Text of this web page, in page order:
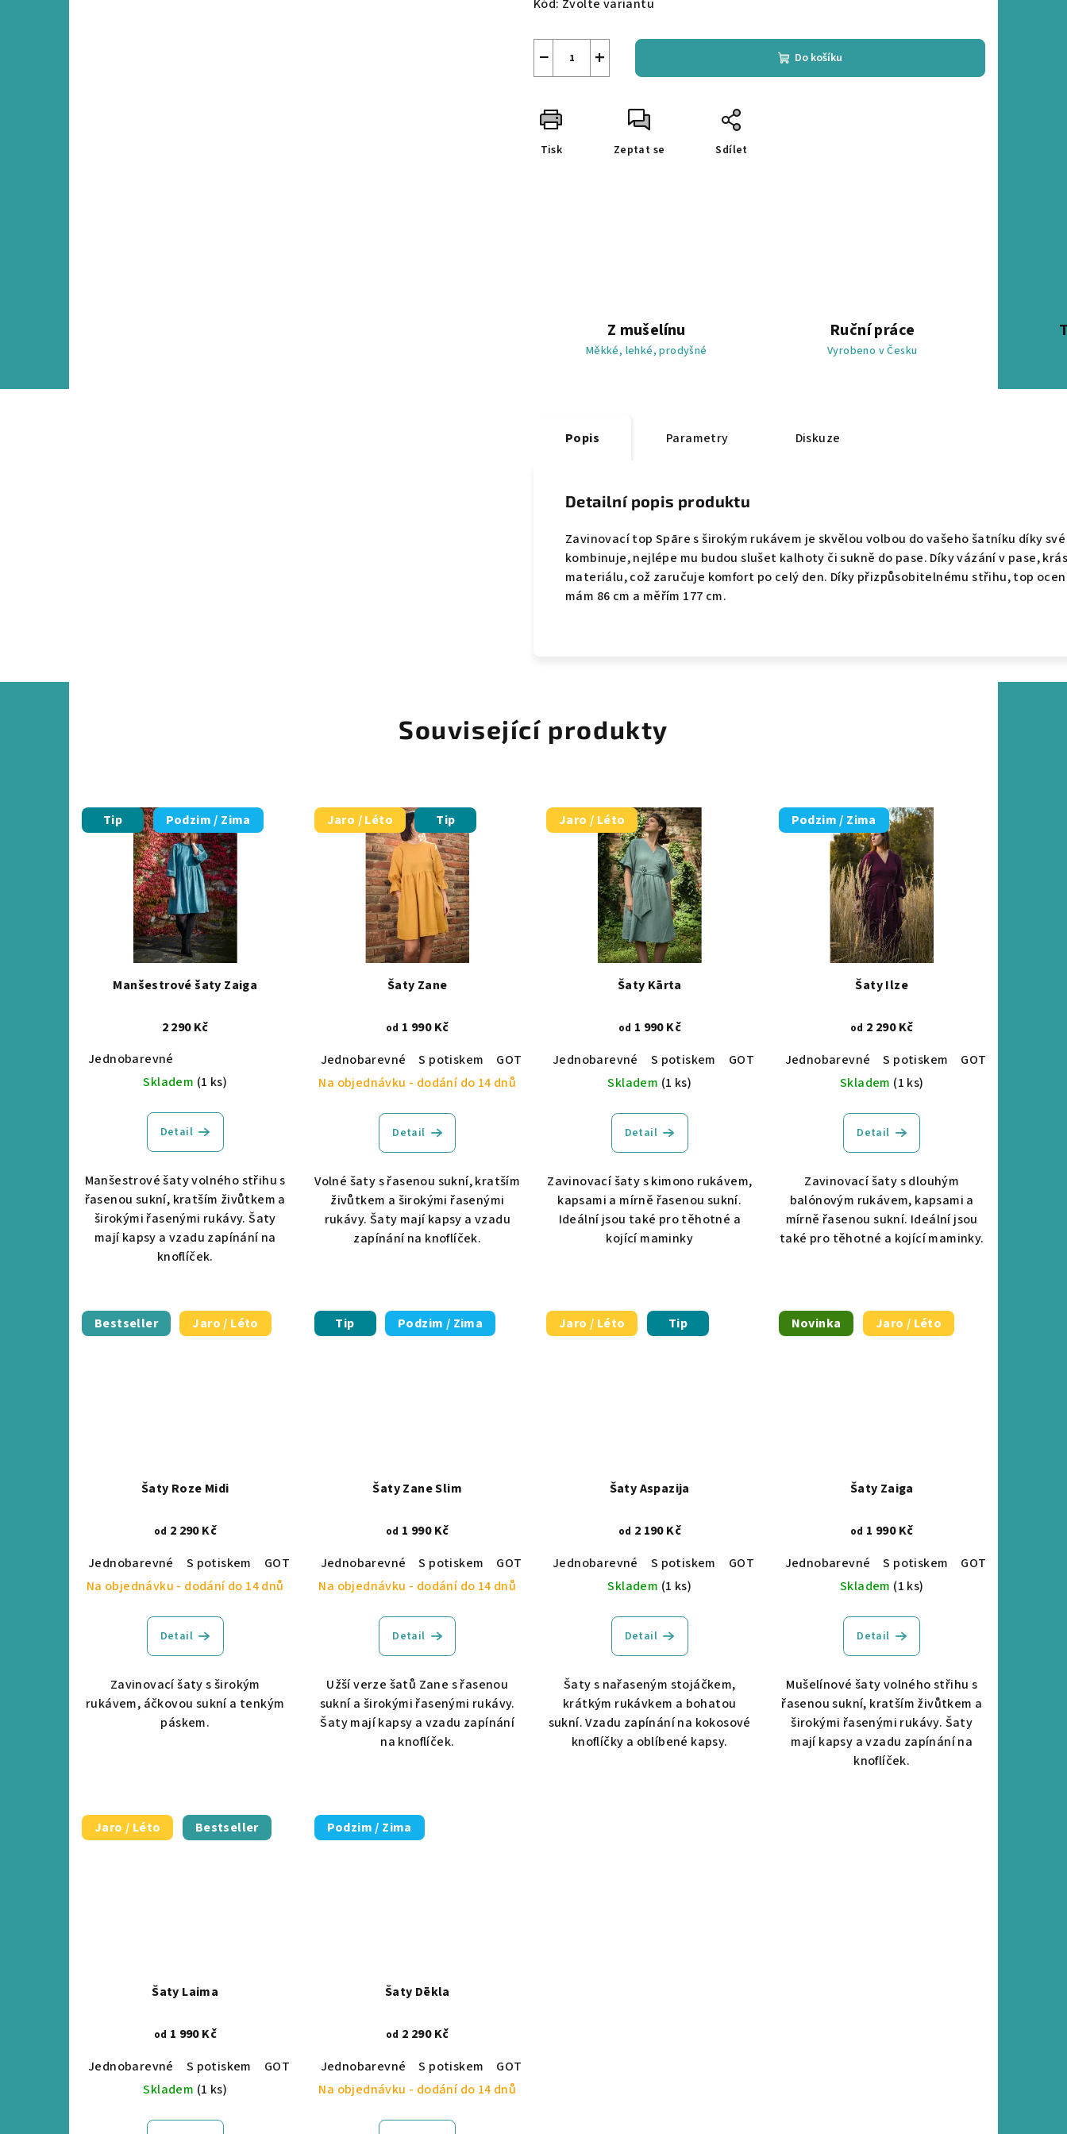
Kód: Zvolte variantu
+
− Do košíku
Tisk Zeptat se Sdílet
Z mušelínu
Měkké, lehké, prodyšné
Ruční práce
Vyrobeno v Česku
Popis Parametry Diskuze
Detailní popis produktu
Zavinovací top Spāre s širokým rukávem je skvělou volbou do vašeho šatníku díky
kombinuje, nejlépe mu budou slušet kalhoty či sukně do pase. Díky vázání v pase,
materiálu, což zaručuje komfort po celý den. Díky přizpůsobitelnému střihu, top
mám 86 cm a měřím 177 cm.
Související produkty
Tip Podzim / Zima
Manšestrové šaty Zaiga
2 290 Kč
Jednobarevné
Skladem (1 ks)
Detail
Manšestrové šaty volného střihu s
řasenou sukní, kratším živůtkem a
širokými řasenými rukávy. Šaty
mají kapsy a vzadu zapínání na
knoflíček.
Jaro / Léto Tip
Šaty Zane
od 1 990 Kč
Jednobarevné
S potiskem
GOTS certifikace
Na objednávku - dodání do 14 dnů
Detail
Volné šaty s řasenou sukní, kratším
živůtkem a širokými řasenými
rukávy. Šaty mají kapsy a vzadu
zapínání na knoflíček.
Jaro / Léto
Šaty Kārta
od 1 990 Kč
Jednobarevné
S potiskem
GOTS certifikace
Skladem (1 ks)
Detail
Zavinovací šaty s kimono rukávem,
kapsami a mírně řasenou sukní.
Ideální jsou také pro těhotné a
kojící maminky
Podzim / Zima
Šaty Ilze
od 2 290 Kč
Jednobarevné
S potiskem
GOTS certifikace
Skladem (1 ks)
Detail
Zavinovací šaty s dlouhým
balónovým rukávem, kapsami a
mírně řasenou sukní. Ideální jsou
také pro těhotné a kojící maminky.
Bestseller Jaro / Léto
Šaty Roze Midi
od 2 290 Kč
Jednobarevné
S potiskem GOTS certifikace
Vyšívané
Na objednávku - dodání do 14 dnů
Detail
Zavinovací šaty s širokým
rukávem, áčkovou sukní a tenkým
páskem.
Tip Podzim / Zima
Šaty Zane Slim
od 1 990 Kč
Jednobarevné
S potiskem
GOTS certifikace
Na objednávku - dodání do 14 dnů
Detail
Užší verze šatů Zane s řasenou
sukní a širokými řasenými rukávy.
Šaty mají kapsy a vzadu zapínání
na knoflíček.
Jaro / Léto Tip
Šaty Aspazija
od 2 190 Kč
Jednobarevné
S potiskem
GOTS certifikace
Skladem (1 ks)
Detail
Šaty s nařaseným stojáčkem,
krátkým rukávkem a bohatou
sukní. Vzadu zapínání na kokosové
knoflíčky a oblíbené kapsy.
Novinka Jaro / Léto
Šaty Zaiga
od 1 990 Kč
Jednobarevné
S potiskem
GOTS certifikace
Skladem (1 ks)
Detail
Mušelínové šaty volného střihu s
řasenou sukní, kratším živůtkem a
širokými řasenými rukávy. Šaty
mají kapsy a vzadu zapínání na
knoflíček.
Jaro / Léto Bestseller
Šaty Laima
od 1 990 Kč
Jednobarevné
S potiskem
GOTS certifikace
Skladem (1 ks)
Podzim / Zima
Šaty Dēkla
od 2 290 Kč
Jednobarevné
S potiskem
GOTS certifikace
Na objednávku - dodání do 14 dnů